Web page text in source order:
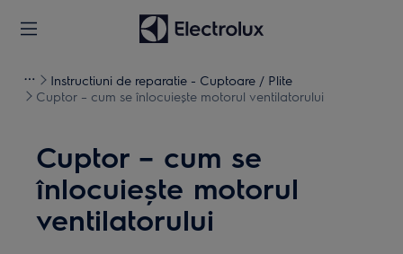
Instructiuni de reparatie - Cuptoare / Plite
Cuptor – cum se înlocuiește motorul ventilatorului
Cuptor – cum se
înlocuiește motorul
ventilatorului